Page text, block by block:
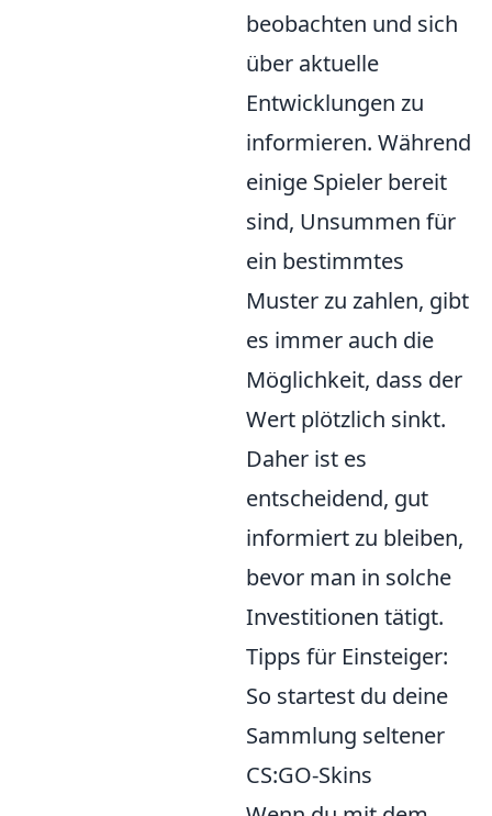
beobachten und sich
über aktuelle
Entwicklungen zu
informieren. Während
einige Spieler bereit
sind, Unsummen für
ein bestimmtes
Muster zu zahlen, gibt
es immer auch die
Möglichkeit, dass der
Wert plötzlich sinkt.
Daher ist es
entscheidend, gut
informiert zu bleiben,
bevor man in solche
Investitionen tätigt.
Tipps für Einsteiger:
So startest du deine
Sammlung seltener
CS:GO-Skins